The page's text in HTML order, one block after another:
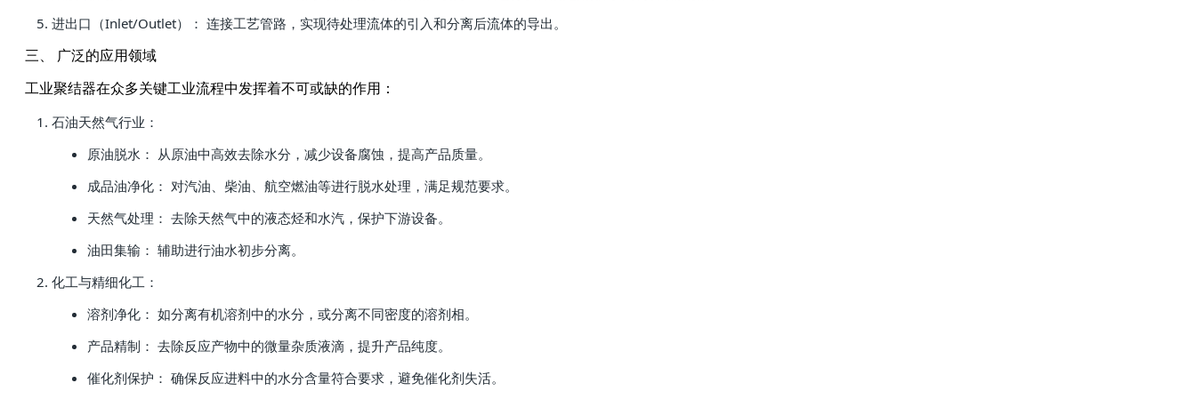
进出口（Inlet/Outlet）： 连接工艺管路，实现待处理流体的引入和分离后流体的导出。
三、 广泛的应用领域
工业聚结器在众多关键工业流程中发挥着不可或缺的作用：
石油天然气行业：
原油脱水： 从原油中高效去除水分，减少设备腐蚀，提高产品质量。
成品油净化： 对汽油、柴油、航空燃油等进行脱水处理，满足规范要求。
天然气处理： 去除天然气中的液态烃和水汽，保护下游设备。
油田集输： 辅助进行油水初步分离。
化工与精细化工：
溶剂净化： 如分离有机溶剂中的水分，或分离不同密度的溶剂相。
产品精制： 去除反应产物中的微量杂质液滴，提升产品纯度。
催化剂保护： 确保反应进料中的水分含量符合要求，避免催化剂失活。